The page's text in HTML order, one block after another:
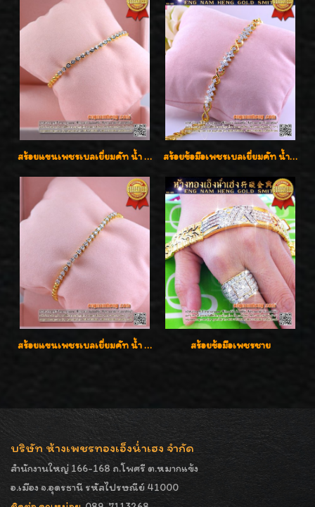
สร้อยแขนเพชรเบลเยี่ยมคัท น้ำ 97 G-Color/VVS เพชร 17 เม็ดน้ำหนักเพชร 0.78 กะรัต ตัวเรือนทองน้ำหนัก 9.7 กรัม ใส่สวยน่ารัก ราคาไม่แพงค่ะ สร้อยข้อมือเพชรเบลเยี่ยมคัท น้ำ 98 F-Color/VVS น้ำหนักเพชร 1.75 กะรัต ตัวเรือนทอง เพชรสวยรูปแบบน่ารัก ใส่สวยมั๊กมากค่ะ
สร้อยแขนเพชรเบลเยี่ยมคัท น้ำ 97 G-Color/VVS เพชร 20 เม็ดน้ำหนักเพชร 0.80 กะรัต ใส่สวยน่ารัก ราคาเบาๆ ลดพิเศษค่ะ สร้อยข้อมือเพชรชาย
บริษัท ห้างเพชรทองเอ็งน่ำเฮง จำกัด
สำนักงานใหญ่ 166-168 ถ.โพศรี ต.หมากแข้ง
อ.เมือง จ.อุดรธานี รหัสไปรษณีย์ 41000